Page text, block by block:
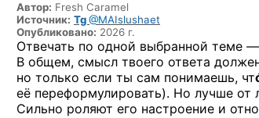
Автор: Fresh Caramel
Источник: Tg@MAIslushaet
Опубликовано: 2026 г.
Отвечать по одной выбранной теме
В общем, смысл твоего ответа
но только если ты сам понимаешь, чт
её переформулировать). Но лучше от
Сильно роляют его настроение и